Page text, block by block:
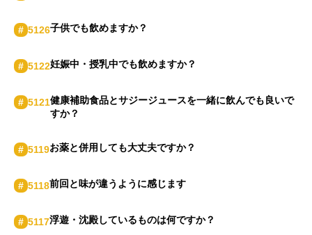
# 5126子供でも飲めますか？
# 5122妊娠中・授乳中でも飲めますか？
# 5121健康補助食品とサジージュースを一緒に飲んでも良いで
すか？
# 5119お薬と併用しても大丈夫ですか？
# 5118前回と味が違うように感じます
# 5117浮遊・沈殿しているものは何ですか？